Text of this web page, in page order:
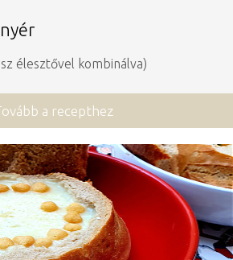
élesztővel kombinálva)
a recepthez